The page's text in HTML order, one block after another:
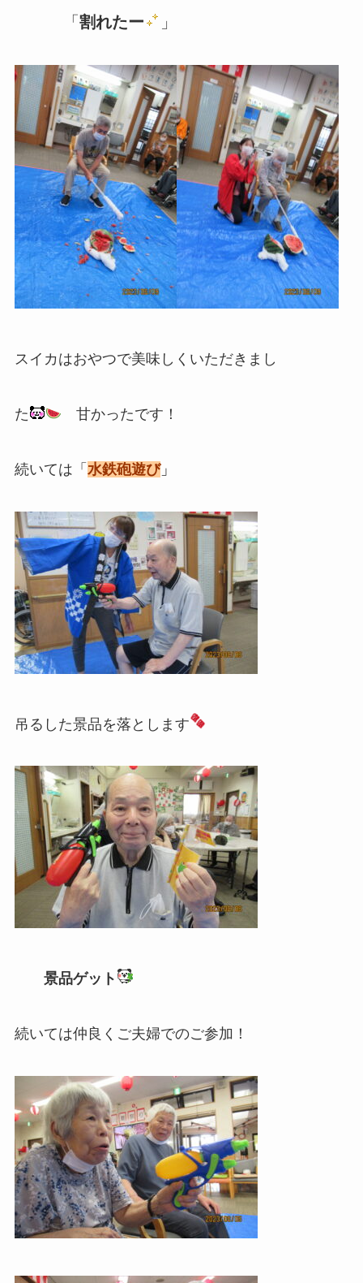
「割れたー 」
スイカはおやつで美味しくいただきまし
た 甘かったです！
続いては「 水鉄砲遊び」
吊るした景品を落とします
景品ゲット
続いては仲良くご夫婦でのご参加！